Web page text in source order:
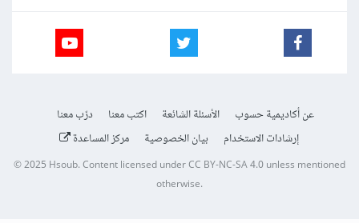
عن أكاديمية حسوب الأسئلة الشائعة اكتب معنا
درّب معنا
إرشادات الاستخدام
بيان الخصوصية مركز المساعدة
© 2025Hsoub.Content licensed underCC BY-NC-SA 4.0unless mentioned
otherwise.